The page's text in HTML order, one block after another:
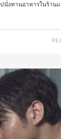
นั่งทานอาหารในร้าน